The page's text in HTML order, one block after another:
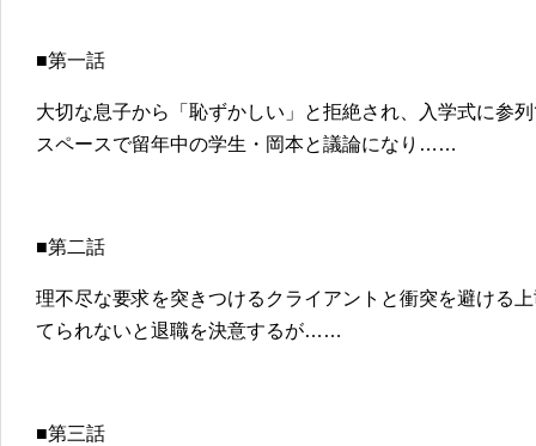
■第一話
大切な息子から「恥ずかしい」と拒絶され、入学式に参
スペースで留年中の学生・岡本と議論になり……
■第二話
理不尽な要求を突きつけるクライアントと衝突を避ける
てられないと退職を決意するが……
■第三話